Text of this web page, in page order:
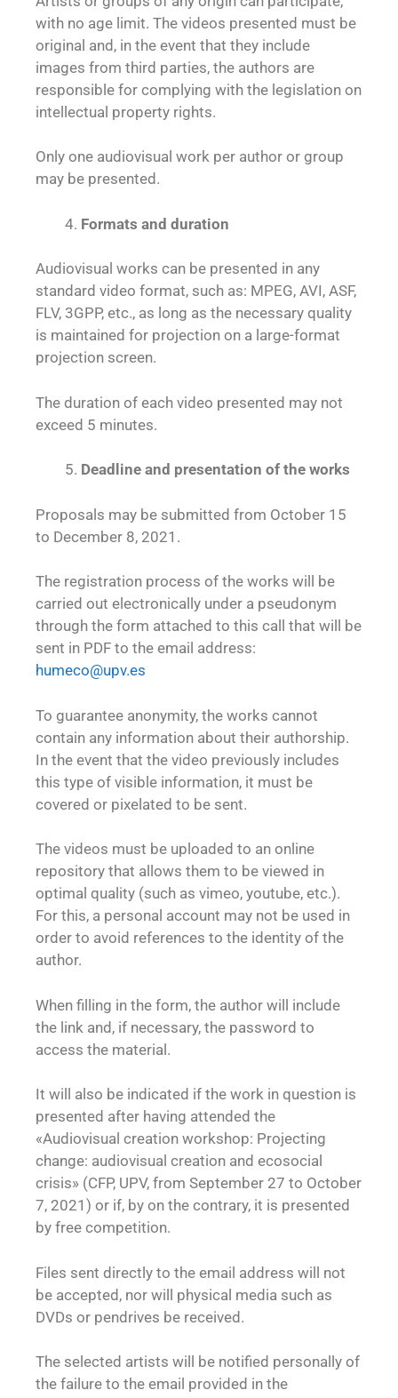
with no age limit. The videos presented must be
original and, in the event that they include
images from third parties, the authors are
responsible for complying with the legislation on
intellectual property rights.
Only one audiovisual work per author or group
may be presented.
Formats and duration
Audiovisual works can be presented in any
standard video format, such as: MPEG, AVI, ASF,
FLV, 3GPP, etc., as long as the necessary quality
is maintained for projection on a large-format
projection screen.
The duration of each video presented may not
exceed 5 minutes.
Deadline and presentation of the works
Proposals may be submitted from October 15
to December 8, 2021.
The registration process of the works will be
carried out electronically under a pseudonym
through the form attached to this call that will be
sent in PDF to the email address:
humeco@upv.es
To guarantee anonymity, the works cannot
contain any information about their authorship.
In the event that the video previously includes
this type of visible information, it must be
covered or pixelated to be sent.
The videos must be uploaded to an online
repository that allows them to be viewed in
optimal quality (such as vimeo, youtube, etc.).
For this, a personal account may not be used in
order to avoid references to the identity of the
author.
When filling in the form, the author will include
the link and, if necessary, the password to
access the material.
It will also be indicated if the work in question is
presented after having attended the
«Audiovisual creation workshop: Projecting
change: audiovisual creation and ecosocial
crisis» (CFP, UPV, from September 27 to October
7, 2021) or if, by on the contrary, it is presented
by free competition.
Files sent directly to the email address will not
be accepted, nor will physical media such as
DVDs or pendrives be received.
The selected artists will be notified personally of
the failure to the email provided in the